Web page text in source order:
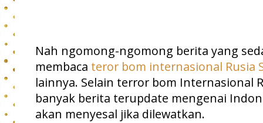
Nah ngomong-ngomong berita yang
membaca teror bom internasional Rusia
lainnya. Selain terror bom Internasional
banyak berita terupdate mengenai
akan menyesal jika dilewatkan.